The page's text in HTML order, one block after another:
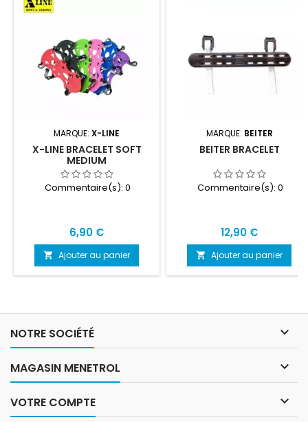
MARQUE: X-LINE
X-LINE BRACELET SOFT
MEDIUM
Commentaire(s): 0
Prix
6,90 €
 Ajouter au panier
MARQUE: BEITER
BEITER BRACELET
Commentaire(s): 0
Prix
12,90 €
 Ajouter au panier
NOTRE SOCIÉTÉ 
MAGASIN MENETROL 
VOTRE COMPTE 